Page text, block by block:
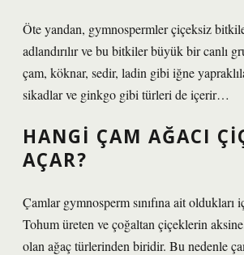
Öte yandan, gymnospermler çiçeksiz
adlandırılır ve bu bitkiler büyük bir canlı
çam, köknar, sedir, ladin gibi iğne
sikadlar ve ginkgo gibi türleri de içerir…
HANGI ÇAM AĞACI
AÇAR?
Çamlar gymnosperm sınıfına ait oldukları
Tohum üreten ve çoğaltan çiçeklerin
olan ağaç türlerinden biridir. Bu nedenle